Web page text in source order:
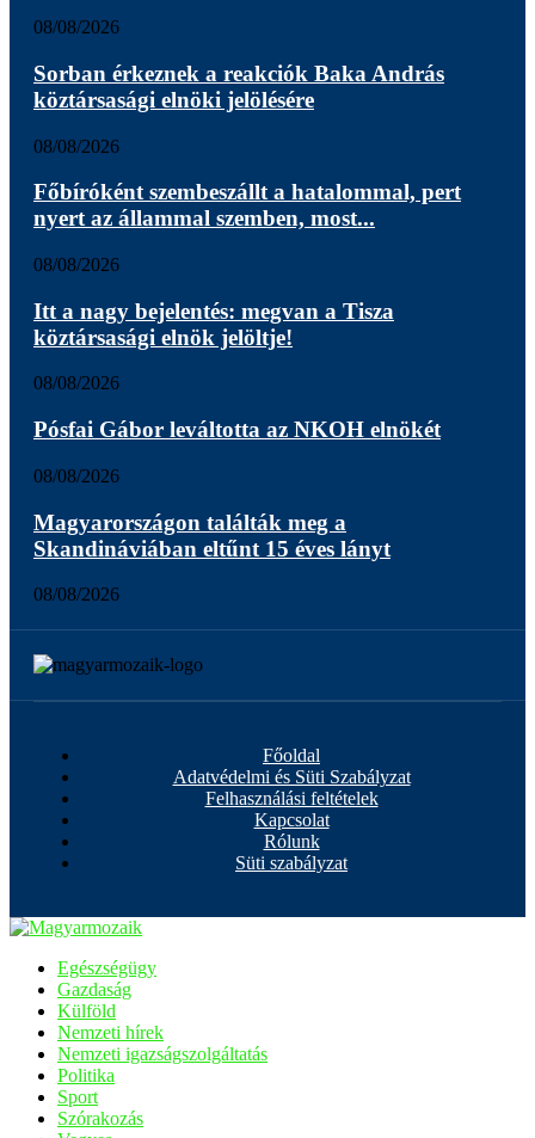
08/08/2026
Sorban érkeznek a reakciók Baka András
köztársasági elnöki jelölésére
08/08/2026
Főbíróként szembeszállt a hatalommal, pert
nyert az állammal szemben, most...
08/08/2026
Itt a nagy bejelentés: megvan a Tisza
köztársasági elnök jelöltje!
08/08/2026
Pósfai Gábor leváltotta az NKOH elnökét
08/08/2026
Magyarországon találták meg a
Skandináviában eltűnt 15 éves lányt
08/08/2026
Főoldal
Adatvédelmi és Süti Szabályzat
Felhasználási feltételek
Kapcsolat
Rólunk
Süti szabályzat
Egészségügy
Gazdaság
Külföld
Nemzeti hírek
Nemzeti igazságszolgáltatás
Politika
Sport
Szórakozás